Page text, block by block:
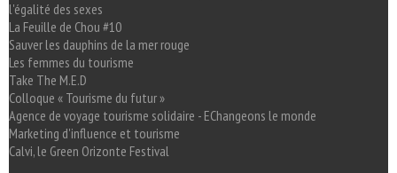
l'égalité des sexes
La Feuille de Chou #10
Sauver les dauphins de la mer rouge
Les femmes du tourisme
Take The M.E.D
Colloque « Tourisme du futur »
Agence de voyage tourisme solidaire - EChangeons le monde
Marketing d'influence et tourisme
Calvi, le Green Orizonte Festival